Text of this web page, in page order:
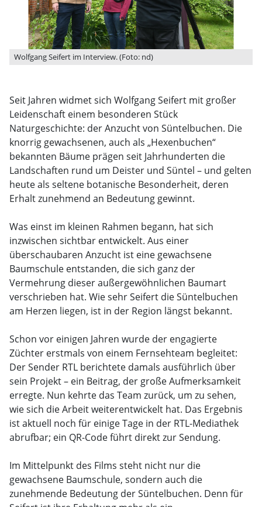
Wolfgang Seifert im Interview. (Foto: nd)
Seit Jahren widmet sich Wolfgang Seifert mit großer
Leidenschaft einem besonderen Stück
Naturgeschichte: der Anzucht von Süntelbuchen. Die
knorrig gewachsenen, auch als „Hexenbuchen“
bekannten Bäume prägen seit Jahrhunderten die
Landschaften rund um Deister und Süntel – und gelten
heute als seltene botanische Besonderheit, deren
Erhalt zunehmend an Bedeutung gewinnt.
Was einst im kleinen Rahmen begann, hat sich
inzwischen sichtbar entwickelt. Aus einer
überschaubaren Anzucht ist eine gewachsene
Baumschule entstanden, die sich ganz der
Vermehrung dieser außergewöhnlichen Baumart
verschrieben hat. Wie sehr Seifert die Süntelbuchen
am Herzen liegen, ist in der Region längst bekannt.
Schon vor einigen Jahren wurde der engagierte
Züchter erstmals von einem Fernsehteam begleitet:
Der Sender RTL berichtete damals ausführlich über
sein Projekt – ein Beitrag, der große Aufmerksamkeit
erregte. Nun kehrte das Team zurück, um zu sehen,
wie sich die Arbeit weiterentwickelt hat. Das Ergebnis
ist aktuell noch für einige Tage in der RTL-Mediathek
abrufbar; ein QR-Code führt direkt zur Sendung.
Im Mittelpunkt des Films steht nicht nur die
gewachsene Baumschule, sondern auch die
zunehmende Bedeutung der Süntelbuchen. Denn für